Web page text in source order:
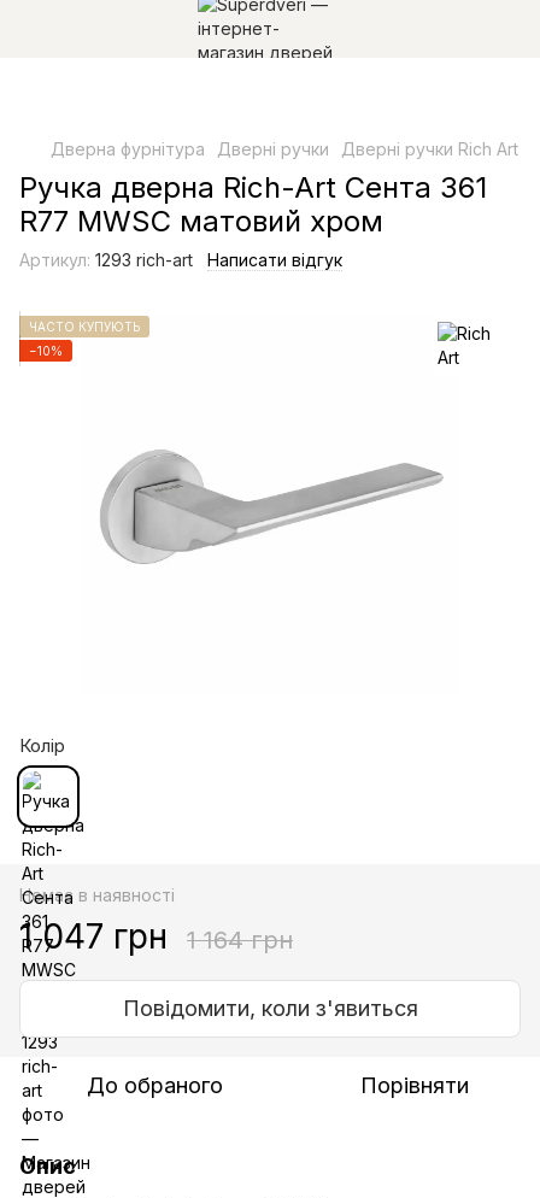
Дверна фурнітура Дверні ручки Дверні ручки Rich Art
Ручка дверна Rich-Art Сента 361
R77 MWSC матовий хром
Артикул: 1293 rich-art Написати відгук
ЧАСТО КУПУЮТЬ
−10%
Колір
Немає в наявності
1 047 грн 1 164 грн
Повідомити, коли з'явиться
До обраного Порівняти
Опис